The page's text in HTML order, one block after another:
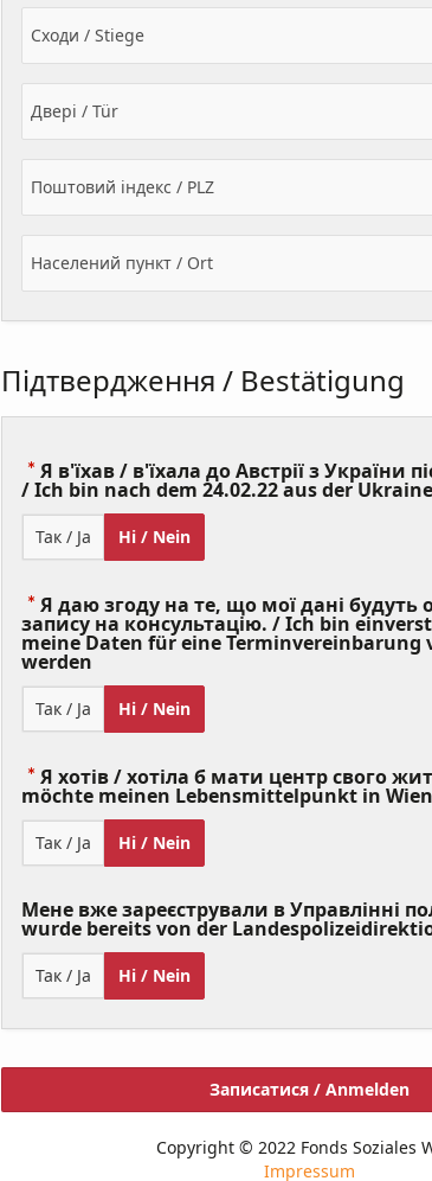
Сходи / Stiege
Двері / Tür
Поштовий індекс / PLZ
Населений пункт / Ort
Підтвердження / Bestätigung
Я в'їхав / в'їхала до Австрії з України
/ Ich bin nach dem 24.02.22 aus der
Так / Ja Ні / Nein
Я даю згоду на те, що мої дані будуть
запису на консультацію. / Ich bin
meine Daten für eine Terminvereinbarung
werden
Required)
Так / Ja Ні / Nein
Я хотів / хотіла б мати центр свого
möchte meinen Lebensmittelpunkt in
Так / Ja Ні / Nein
Мене вже зареєстрували в Управлінні
wurde bereits von der
Так / Ja Ні / Nein
Записатися / Anmelden
Copyright © 2022 Fonds Soziales
Impressum